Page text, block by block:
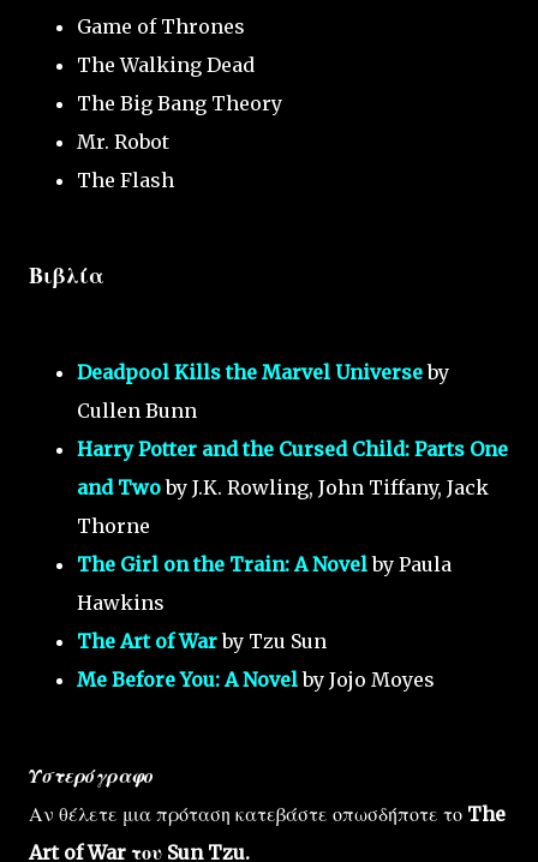
Game of Thrones
The Walking Dead
The Big Bang Theory
Mr. Robot
The Flash
Βιβλία
Deadpool Kills the Marvel Universeby
Cullen Bunn
Harry Potter and the Cursed Child: Parts One
and Twoby J.K. Rowling, John Tiffany, Jack
Thorne
The Girl on the Train: A Novelby Paula
Hawkins
The Art of Warby Tzu Sun
Me Before You: A Novelby Jojo Moyes
Υστερόγραφο
Αν θέλετε μια πρόταση κατεβάστε οπωσδήποτε το The
Art of War του Sun Tzu.